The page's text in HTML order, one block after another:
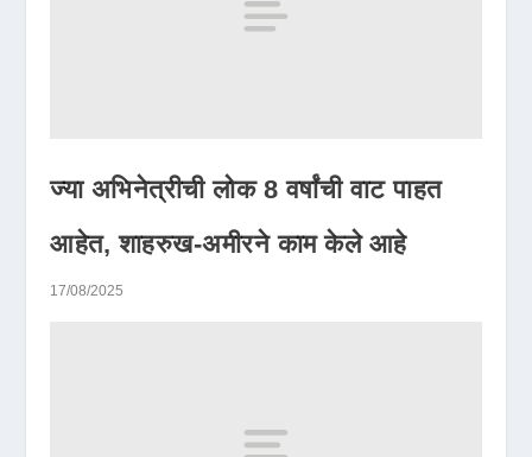
ज्या अभिनेत्रीची लोक 8 वर्षांची वाट पाहत
आहेत, शाहरुख-अमीरने काम केले आहे
17/08/2025